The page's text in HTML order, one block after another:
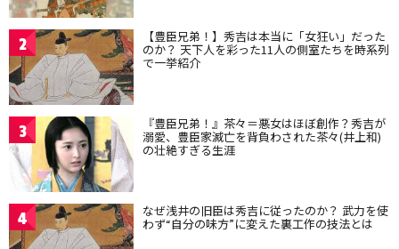
2 【豊臣兄弟！】秀吉は本当に「女狂い」だった
のか？ 天下人を彩った11人の側室たちを時系列
で一挙紹介
3 『豊臣兄弟！』茶々＝悪女はほぼ創作？秀吉が
溺愛、豊臣家滅亡を背負わされた茶々(井上和)
の壮絶すぎる生涯
4 なぜ浅井の旧臣は秀吉に従ったのか？ 武力を使
わず“自分の味方”に変えた裏工作の技法とは